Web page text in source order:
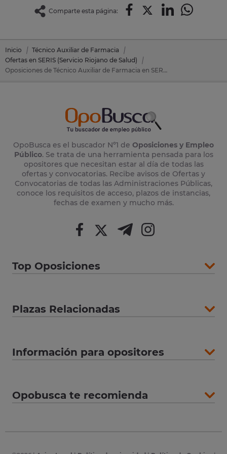
Comparte esta página:
Inicio
Técnico Auxiliar de Farmacia
Ofertas en SERIS (Servicio Riojano de Salud)
Oposiciones de Técnico Auxiliar de Farmacia en SERIS (Servicio Riojano de Salud)
OpoBusca es el buscador Nº1 de Oposiciones y Empleo
Público. Se trata de una herramienta pensada para los
opositores que necesitan estar al día de todas las
ofertas y convocatorias. Recibe avisos de Ofertas y
Convocatorias de todas las Administraciones Públicas,
conoce los requisitos de acceso, plazos de instancias,
fechas de examen y mucho más.
Top Oposiciones
Plazas Relacionadas
Información para opositores
Opobusca te recomienda